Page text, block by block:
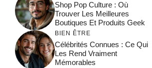
Shop Pop Culture : Où
Trouver Les Meilleures
Boutiques Et Produits Geek
BIEN ÊTRE
Célébrités Connues : Ce Qui
Les Rend Vraiment
Mémorables